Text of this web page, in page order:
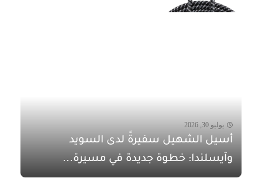
يوليو 30, 2026
أسيل الشهيل سفيرةً لدى السويد
وآيسلندا: خطوة جديدة في مسيرة...